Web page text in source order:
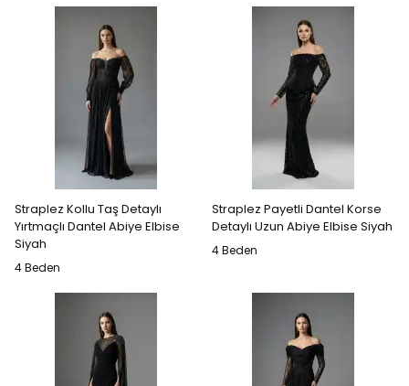
Straplez Kollu Taş Detaylı
Yırtmaçlı Dantel Abiye Elbise
Siyah
4 Beden
Straplez Payetli Dantel Korse
Detaylı Uzun Abiye Elbise Siyah
4 Beden